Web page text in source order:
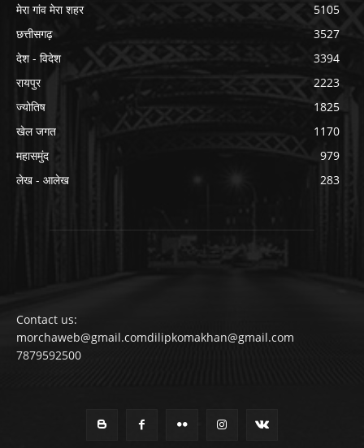
मेरा गांव मेरा शहर
5105
छत्तीसगढ़
3527
देश - विदेश
3394
रायपुर
2223
ज्योतिष
1825
खेल जगत
1170
महासमुंद
979
लेख - आलेख
283
Contact us:
morchaweb@gmail.comdilipkomakhan@gmail.com
7879592500